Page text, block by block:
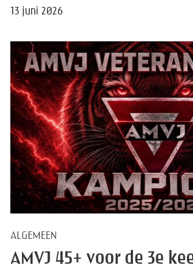
13 juni 2026
ALGEMEEN
AMVJ 45+ voor de 3e